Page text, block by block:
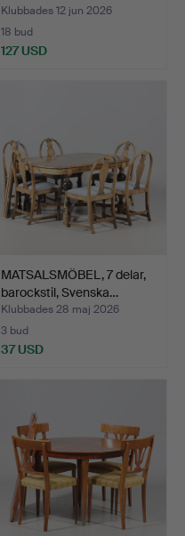
Klubbades 12 jun 2026
18 bud
127 USD
MATSALSMÖBEL, 7 delar,
barockstil, Svenska…
Klubbades 28 maj 2026
3 bud
37 USD